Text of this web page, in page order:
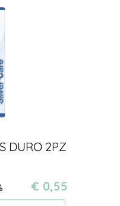
DURO 2PZ
€ 0,55